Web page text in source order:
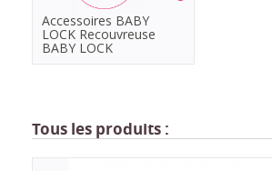
Accessoires BABY
LOCK Recouvreuse
BABY LOCK
Tous les produits :